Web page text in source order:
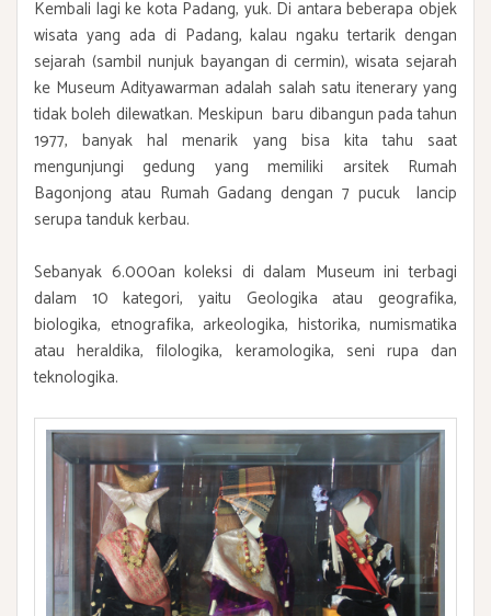
Kembali lagi ke kota Padang, yuk. Di antara beberapa objek
wisata yang ada di Padang, kalau ngaku tertarik dengan
sejarah (sambil nunjuk bayangan di cermin), wisata sejarah
ke Museum Adityawarman adalah salah satu itenerary yang
tidak boleh dilewatkan. Meskipun baru dibangun pada tahun
1977, banyak hal menarik yang bisa kita tahu saat
mengunjungi gedung yang memiliki arsitek Rumah
Bagonjong atau Rumah Gadang dengan 7 pucuk lancip
serupa tanduk kerbau.
Sebanyak 6.000an koleksi di dalam Museum ini terbagi
dalam 10 kategori, yaitu Geologika atau geografika,
biologika, etnografika, arkeologika, historika, numismatika
atau heraldika, filologika, keramologika, seni rupa dan
teknologika.